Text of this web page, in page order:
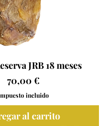
JRB 18 meses
Precio
70,00 €
incluido
al carrito